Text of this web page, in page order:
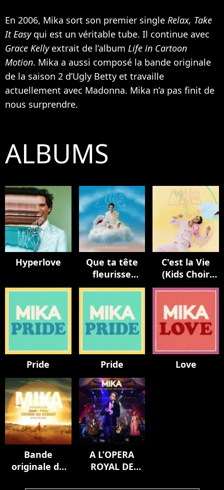
En 2006, Mika sort son premier single Relax, Take
It Easyqui est un véritable tube. Il continue avec
Grace Kellyextrait de l’album Life in Cartoon
Motion. Mika a aussi composé la bande originale
de la saison 2 d’Ugly Betty et travaille
actuellement avec Madonna. Mika n’a pas finit de
nous surprendre.
ALBUMS
Hyperlove
Que ta tête
fleurisse
toujours
C'est la Vie
(Kids Choir
Version / avec
Populaire)
Pride Pride Love
Bande
originale du
A L’OPERA
ROYAL DE